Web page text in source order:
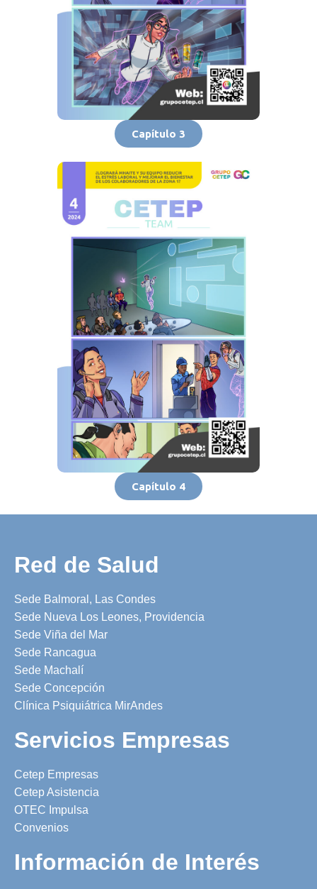
Capítulo 3
Capítulo 4
Red de Salud
Sede Balmoral, Las Condes
Sede Nueva Los Leones, Providencia
Sede Viña del Mar
Sede Rancagua
Sede Machalí
Sede Concepción
Clínica Psiquiátrica MirAndes
Servicios Empresas
Cetep Empresas
Cetep Asistencia
OTEC Impulsa
Convenios
Información de Interés